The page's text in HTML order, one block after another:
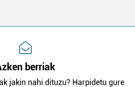
berriak
jakin nahi dituzu? Harpidetu gure